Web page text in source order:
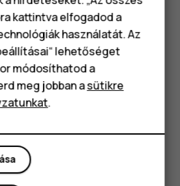
telefonok
követéséhez koppintson a
és internet>Adathasználat
majd kapcsolja ki az
kattintva elfogadod a
használatát. Az
lehetőséget
módosíthatod a
meg jobban asütikre
.